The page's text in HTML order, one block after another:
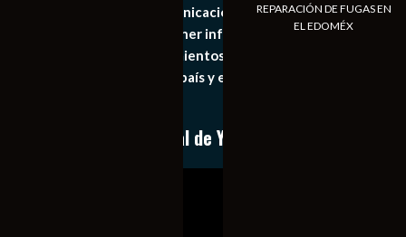
Somos un medio de comunicación digital que tiene como
principal objetivo mantener informado al publico en
general de los acontecimientos mas recientes e
importantes de nuestro país y el mundo de forma eficaz,
Conoce nuestro canal de YouTube
REPARACIÓN DE FUGAS EN
EL EDOMÉX